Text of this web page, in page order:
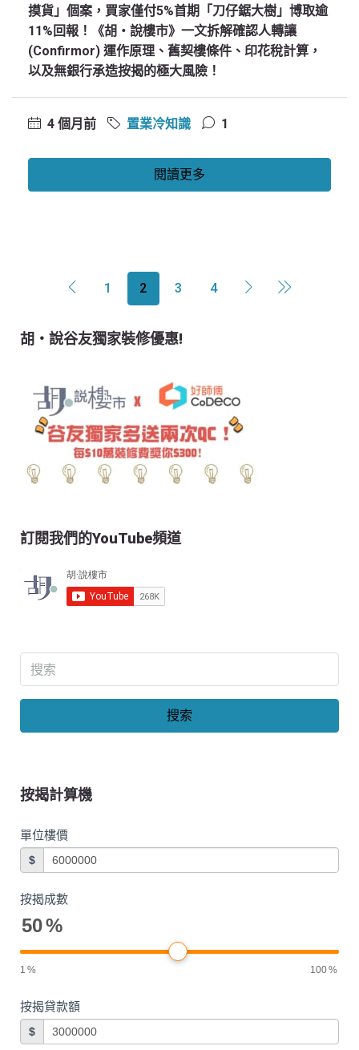
摸貨」個案，買家僅付5%首期「刀仔鋸大樹」博取逾
11%回報！《胡‧說樓市》一文拆解確認人轉讓
(Confirmor) 運作原理、舊契樓條件、印花稅計算，
以及無銀行承造按揭的極大風險！
4 個月前 置業冷知識 1
閱讀更多
1 2 3 4
胡‧說谷友獨家裝修優惠!
訂閱我們的YouTube頻道
搜索
按揭計算機
單位樓價
$
按揭成數
50%
1 % 100%
按揭貸款額
$